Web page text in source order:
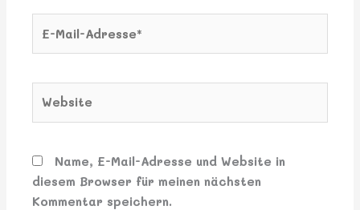
Mail-
Website
Name, E-Mail-Adresse und Website in
diesem Browser für meinen nächsten
Kommentar speichern.